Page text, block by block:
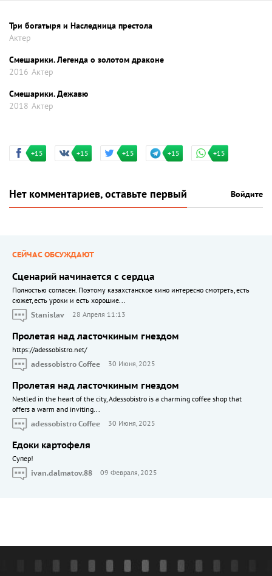
Три богатыря и Наследница престола
Актер
Смешарики. Легенда о золотом драконе
2016 Актер
Смешарики. Дежавю
2018 Актер
+15 +15 +15 +15 +15
Нет комментариев, оставьте первый Войдите
СЕЙЧАС ОБСУЖДАЮТ
Сценарий начинается с сердца
Полностью согласен. Поэтому казахстанское кино интересно смотреть, есть
сюжет, есть уроки и есть хорошие...
Stanislav
28 Апреля 11:13
Пролетая над ласточкиным гнездом
https://adessobistro.net/
adessobistro Coffee
30 Июня, 2025
Пролетая над ласточкиным гнездом
Nestled in the heart of the city, Adessobistro is a charming coffee shop that
offers a warm and inviting...
adessobistro Coffee
30 Июня, 2025
Едоки картофеля
Cупер!
ivan.dalmatov.88
09 Февраля, 2025